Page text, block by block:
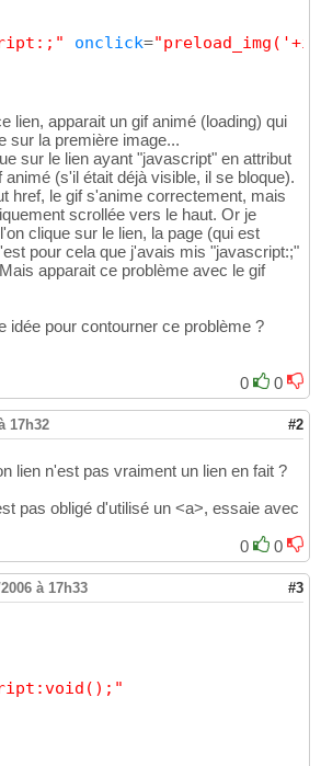
onclick=
lien, apparait un gif animé (loading) qui
sur la première image...
sur le lien ayant "javascript" en attribut
animé (s'il était déjà visible, il se bloque).
href, le gif s'anime correctement, mais
scrollée vers le haut. Or je
clique sur le lien, la page (qui est
pour cela que j'avais mis "javascript:;"
apparait ce problème avec le gif
idée pour contourner ce problème ?
0
0
17h32 #2
lien n'est pas vraiment un lien en fait ?
pas obligé d'utilisé un <a>, essaie avec
0
0
à 17h33 #3